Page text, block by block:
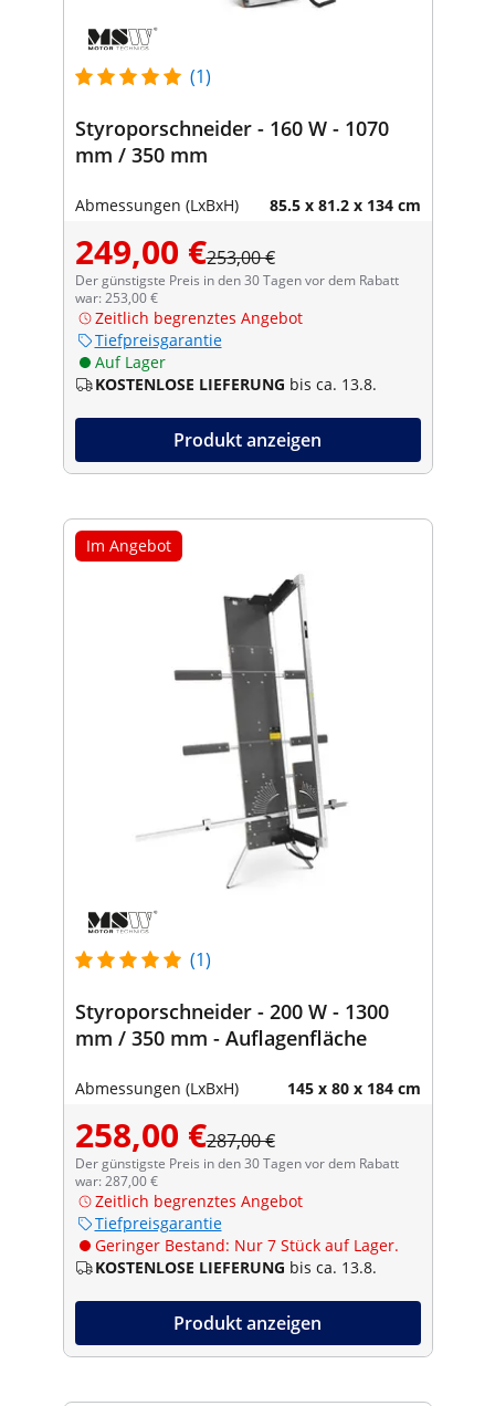
(1)
Styroporschneider - 160 W - 1070
mm / 350 mm
Abmessungen (LxBxH) 85.5 x 81.2 x 134 cm
249,00 €253,00 €
Der günstigste Preis in den 30 Tagen vor dem Rabatt
war: 253,00 €
Zeitlich begrenztes Angebot
Tiefpreisgarantie
Auf Lager
KOSTENLOSE LIEFERUNG bis ca. 13.8.
Produkt anzeigen
Im Angebot
(1)
Styroporschneider - 200 W - 1300
mm / 350 mm - Auflagenfläche
Abmessungen (LxBxH) 145 x 80 x 184 cm
258,00 €287,00 €
Der günstigste Preis in den 30 Tagen vor dem Rabatt
war: 287,00 €
Zeitlich begrenztes Angebot
Tiefpreisgarantie
Geringer Bestand: Nur 7 Stück auf Lager.
KOSTENLOSE LIEFERUNG bis ca. 13.8.
Produkt anzeigen